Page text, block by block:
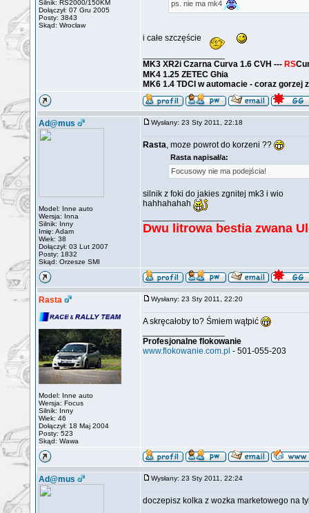
Silnik: RS2000/150KM
Dołączył: 07 Gru 2005
Posty: 3843
Skąd: Wrocław
ps. nie ma mk4
i całe szczęście
MK3 XR2i Czarna Curva 1.6 CVH --- RS
MK4 1.25 ZETEC Ghia
MK6 1.4 TDCI w automacie - coraz gorzej
Ad@mus
Model: Inne auto
Wersja: Inna
Silnik: Inny
Imię: Adam
Wiek: 38
Dołączył: 03 Lut 2007
Posty: 1832
Skąd: Orzesze SMI
Wysłany: 23 Sty 2011, 22:18
Rasta, moze powrot do korzeni ??
Rasta napisał/a:
Focusowy nie ma podejścia!
silnik z foki do jakies zgnitej mk3 i wio
hahhahahah
Dwu litrowa bestia zwana
Rasta
Model: Inne auto
Wersja: Focus
Silnik: Inny
Wiek: 46
Dołączył: 18 Maj 2004
Posty: 523
Skąd: Wawa
Wysłany: 23 Sty 2011, 22:20
A skręcałoby to? Śmiem wątpić
Profesjonalne flokowanie
www.flokowanie.com.pl - 501-055-203
Ad@mus Wysłany: 23 Sty 2011, 22:24
doczepisz kolka z wozka marketowego na